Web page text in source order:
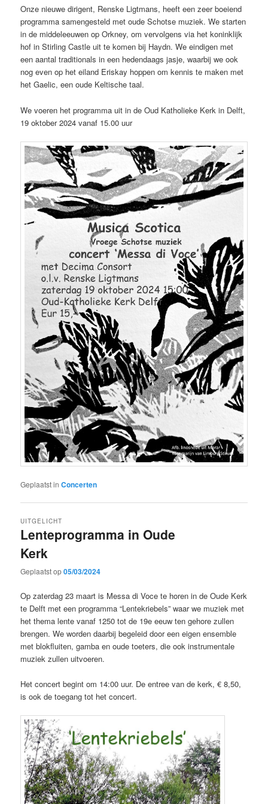
Onze nieuwe dirigent, Renske Ligtmans, heeft een zeer boeiend
programma samengesteld met oude Schotse muziek. We starten
in de middeleeuwen op Orkney, om vervolgens via het koninklijk
hof in Stirling Castle uit te komen bij Haydn. We eindigen met
een aantal traditionals in een hedendaags jasje, waarbij we ook
nog even op het eiland Eriskay hoppen om kennis te maken met
het Gaelic, een oude Keltische taal.
We voeren het programma uit in de Oud Katholieke Kerk in Delft,
19 oktober 2024 vanaf 15.00 uur
Geplaatst in Concerten
Lenteprogramma in Oude
Kerk
UITGELICHT
Geplaatst op05/03/2024
Op zaterdag 23 maart is Messa di Voce te horen in de Oude Kerk
te Delft met een programma “Lentekriebels” waar we muziek met
het thema lente vanaf 1250 tot de 19e eeuw ten gehore zullen
brengen. We worden daarbij begeleid door een eigen ensemble
met blokfluiten, gamba en oude toeters, die ook instrumentale
muziek zullen uitvoeren.
Het concert begint om 14:00 uur. De entree van de kerk, € 8,50,
is ook de toegang tot het concert.